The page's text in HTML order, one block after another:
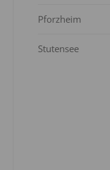
Pforzheim
Stutensee